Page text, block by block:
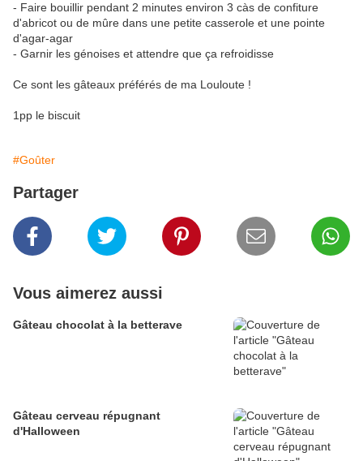
- Faire bouillir pendant 2 minutes environ 3 càs de confiture
d'abricot ou de mûre dans une petite casserole et une pointe
d'agar-agar
- Garnir les génoises et attendre que ça refroidisse
Ce sont les gâteaux préférés de ma Louloute !
1pp le biscuit
#Goûter
Partager
Vous aimerez aussi
Gâteau chocolat à la betterave
Gâteau cerveau répugnant
d'Halloween